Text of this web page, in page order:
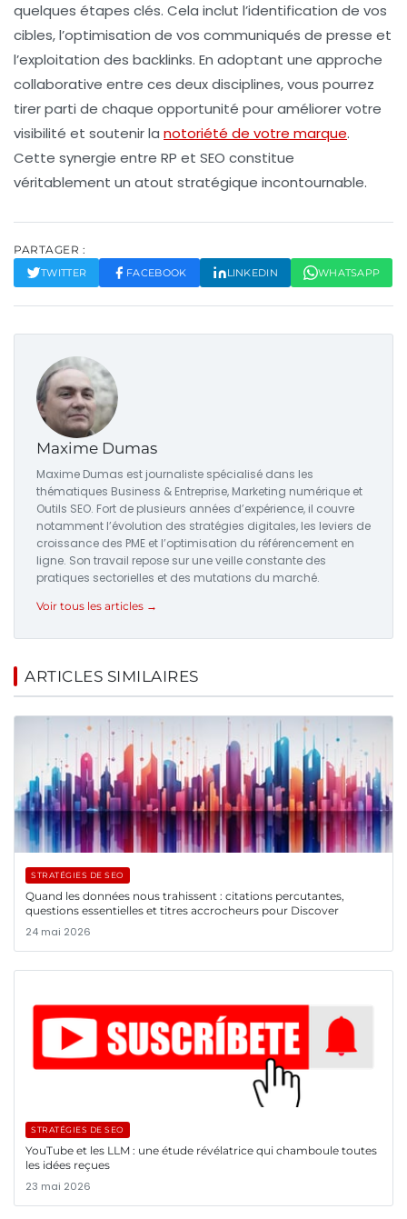
quelques étapes clés. Cela inclut l’identification de vos
cibles, l’optimisation de vos communiqués de presse et
l’exploitation des backlinks. En adoptant une approche
collaborative entre ces deux disciplines, vous pourrez
tirer parti de chaque opportunité pour améliorer votre
visibilité et soutenir la notoriété de votre marque.
Cette synergie entre RP et SEO constitue
véritablement un atout stratégique incontournable.
PARTAGER :
TWITTER FACEBOOK LINKEDIN WHATSAPP
Maxime Dumas
Maxime Dumas est journaliste spécialisé dans les
thématiques Business & Entreprise, Marketing numérique et
Outils SEO. Fort de plusieurs années d’expérience, il couvre
notamment l’évolution des stratégies digitales, les leviers de
croissance des PME et l’optimisation du référencement en
ligne. Son travail repose sur une veille constante des
pratiques sectorielles et des mutations du marché.
Voir tous les articles →
ARTICLES SIMILAIRES
STRATÉGIES DE SEO
Quand les données nous trahissent : citations percutantes,
questions essentielles et titres accrocheurs pour Discover
24 mai 2026
STRATÉGIES DE SEO
YouTube et les LLM : une étude révélatrice qui chamboule toutes
les idées reçues
23 mai 2026